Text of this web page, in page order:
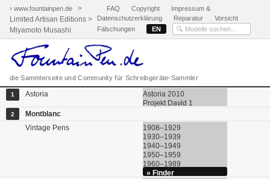
› www.fountainpen.de
>
Limited Artisan Editions >
Miyamoto Musashi
FAQ Copyright
Impressum &
Datenschutzerklärung
Reparatur
Vorsicht
Fälschungen
EN
die Sammlerseite und Community für Schreibgeräte-Sammler
1 Astoria
Astoria 2010
Projekt David 1
2
Montblanc
Vintage Pens
1908–1929
1930–1939
1940–1949
1950–1959
1960–1989
» Finder